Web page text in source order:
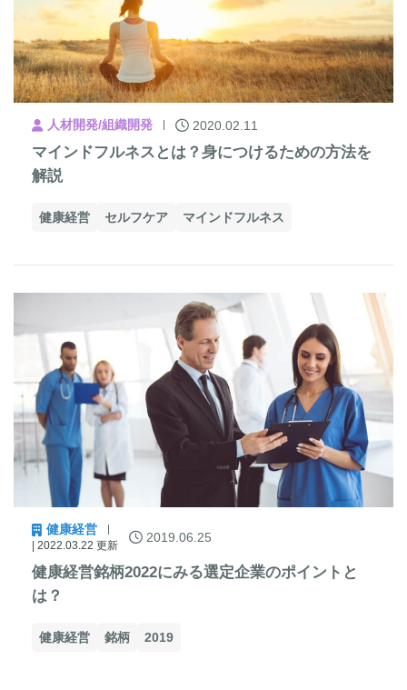
人材開発/組織開発 2020.02.11
マインドフルネスとは？身につけるための方法を
解説
健康経営 セルフケア マインドフルネス
健康経営
| 2022.03.22 更新
2019.06.25
健康経営銘柄2022にみる選定企業のポイントと
は？
健康経営 銘柄 2019